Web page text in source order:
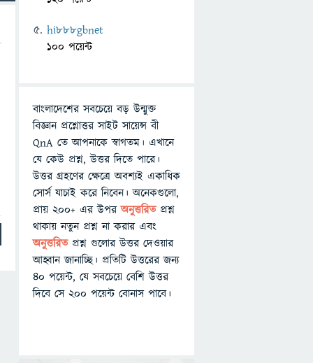
hi888gbnet
100 পয়েন্ট
বাংলাদেশের সবচেয়ে বড় উন্মুক্ত
বিজ্ঞান প্রশ্নোত্তর সাইট সায়েন্স বী
QnA তে আপনাকে স্বাগতম। এখানে
যে কেউ প্রশ্ন, উত্তর দিতে পারে।
উত্তর গ্রহণের ক্ষেত্রে অবশ্যই একাধিক
সোর্স যাচাই করে নিবেন। অনেকগুলো,
প্রায় ২০০+ এর উপরঅনুত্তরিতপ্রশ্ন
থাকায় নতুন প্রশ্ন না করার এবং
অনুত্তরিত প্রশ্ন গুলোর উত্তর দেওয়ার
আহ্বান জানাচ্ছি। প্রতিটি উত্তরের জন্য
৪০ পয়েন্ট, যে সবচেয়ে বেশি উত্তর
দিবে সে ২০০ পয়েন্ট বোনাস পাবে।